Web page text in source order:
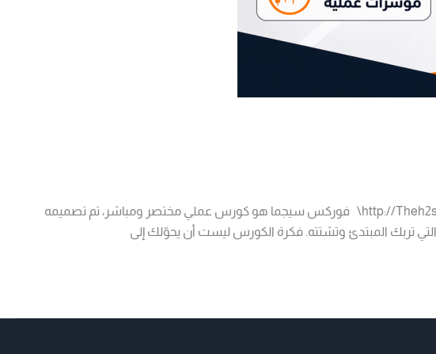
قبل أن ترى التفاصيل هنا، أنصحك بالاطلاع على الصفحة التالية لترى العروض الحالية المذهلة بمناسبة الانطلاق : http://Theh2sigma.com\ فوركس سيجما هو كورس عملي مختصر ومباشر، تم تصميمه
تربك المبتدئ وتشتته. فكرة الكورس ليست أن يحوّلك إلى